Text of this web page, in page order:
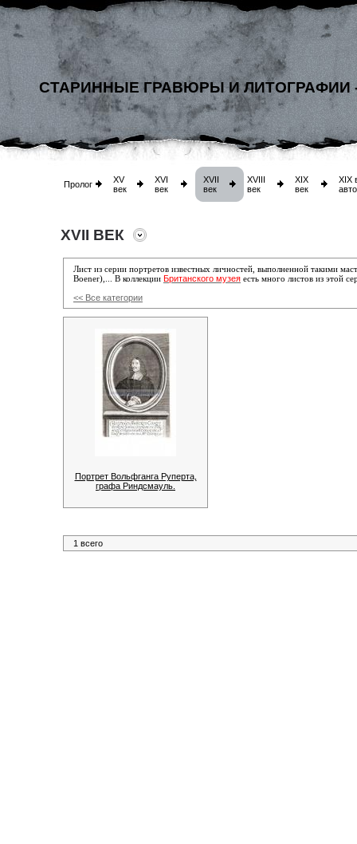
СТАРИННЫЕ ГРАВЮРЫ И ЛИТОГРАФИИ
Пролог
XV
век
XVI
век
XVII
век
XVIII
век
XIX
век
XIX
XVII ВЕК
Лист из серии портретов известных личностей, выполненной такими
Boener),... В коллекции Британского музея есть много листов из этой
<< Все категории
Портрет Вольфганга Руперта,
графа Риндсмауль.
1 всего